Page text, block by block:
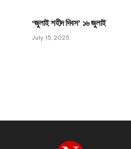
‘জুলাই শহীদ দিবস’ ১৬ জুলাই
July 15, 2025